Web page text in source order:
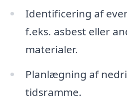
Identificering af
f.eks. asbest eller
materialer.
Planlægning af
tidsramme.